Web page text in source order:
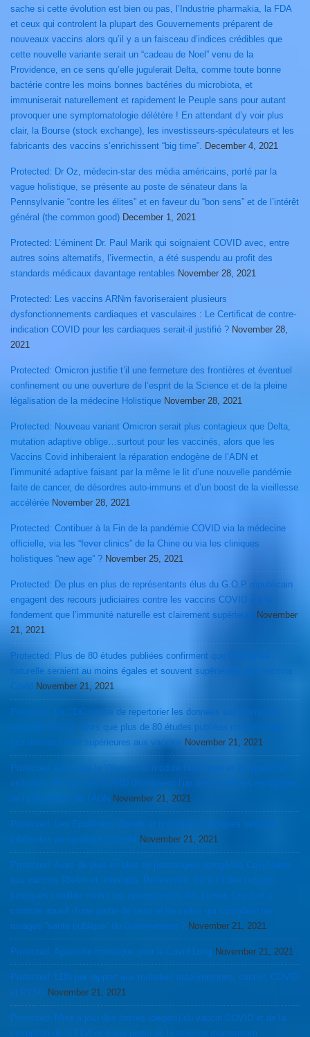
sache si cette évolution est bien ou pas, l’Industrie pharmakia, la FDA
et ceux qui controlent la plupart des Gouvernements préparent de
nouveaux vaccins alors qu’il y a un faisceau d’indices crédibles que
cette nouvelle variante serait un “cadeau de Noel” venu de la
Providence, en ce sens qu’elle jugulerait Delta, comme toute bonne
bactérie contre les moins bonnes bactéries du microbiota, et
immuniserait naturellement et rapidement le Peuple sans pour autant
provoquer une symptomatologie délétère ! En attendant d’y voir plus
clair, la Bourse (stock exchange), les investisseurs-spéculateurs et les
fabricants des vaccins s’enrichissent “big time”. December 4, 2021
Protected: Dr Oz, médecin-star des média américains, porté par la
vague holistique, se présente au poste de sénateur dans la
Pennsylvanie “contre les élites” et en faveur du “bon sens” et de l’intérêt
général (the common good) December 1, 2021
Protected: L’éminent Dr. Paul Marik qui soignaient COVID avec, entre
autres soins alternatifs, l’ivermectin, a été suspendu au profit des
standards médicaux davantage rentables November 28, 2021
Protected: Les vaccins ARNm favoriseraient plusieurs
dysfonctionnements cardiaques et vasculaires : Le Certificat de contre-
indication COVID pour les cardiaques serait-il justifié ? November 28,
2021
Protected: Omicron justifie t’il une fermeture des frontières et éventuel
confinement ou une ouverture de l’esprit de la Science et de la pleine
légalisation de la médecine Holistique November 28, 2021
Protected: Nouveau variant Omicron serait plus contagieux que Delta,
mutation adaptive oblige…surtout pour les vaccinés, alors que les
Vaccins Covid inhiberaient la réparation endogène de l’ADN et
l’immunité adaptive faisant par la même le lit d’une nouvelle pandémie
faite de cancer, de désordres auto-immuns et d’un boost de la vieillesse
accélérée November 28, 2021
Protected: Contibuer à la Fin de la pandémie COVID via la médecine
officielle, via les “fever clinics” de la Chine ou via les cliniques
holistiques “new age” ? November 25, 2021
Protected: De plus en plus de représentants élus du G.O.P républicain
engagent des recours judiciaires contre les vaccins COVID sur le
fondement que l’immunité naturelle est clairement supérieure
November
21, 2021
Protected: Plus de 80 études publiées confirment que l’immunité
naturelle seraient au moins égales et souvent supérieures aux vaccins
November 21, 2021
Protected: La CDC refuse de repertorier les données sur l’immunité
naturelle COVID, alors que plus de 80 études publiées montrent que
ces données sont supérieures aux vaccins November 21, 2021
Protected: Alors que la Vitamine D module l’immunité et la réparation
cellulaire, les Vaccins COVID détruiraient l’un des systèmes endogènes
de la réparation de l’ADN November 21, 2021
Protected: Les Épidémies Opiode et maladies chroniques seraient
inhérentes au système normatif November 21, 2021
Protected: Avec de plus en plus de pathologies iatrogènes Covid liées
aux vaccins RNAm et, inter alia, Redemsivir, il y a t’il des recours
juridiques crédible contre les opportunistes des crimes Covid et le
controle abusif d’une partie de ceux et de celles qui contrôlent les
rouages “santé publique” du Governement ? November 21, 2021
Protected: Approche Holistique pour le Covid Long November 21, 2021
Protected: LDN par rapport aux maladies auto-immunes, cancer, COVID
et PTSD November 21, 2021
Protected: Mise à jour des limites (dégâts) du vaccin COVID et de la
corruption de la FDA et d’une partie de la science mainstream